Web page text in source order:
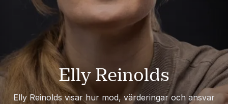
Elly Reinolds
Elly Reinolds visar hur mod, värderingar och ansvar